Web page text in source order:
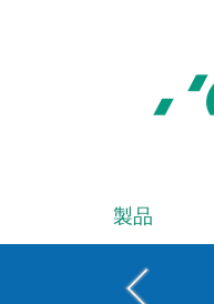
会
社
ー
M
製品